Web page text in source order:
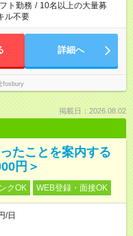
ト勤務 / 10名以上の大量募
ル不要
詳細へ
fosbury
掲載日：2026.08.02
たことを案内する
円＞
クOK WEB登録・面接OK
/日